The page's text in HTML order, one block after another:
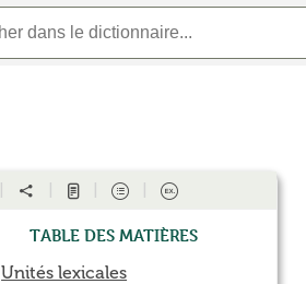
Table des matières
Unités lexicales